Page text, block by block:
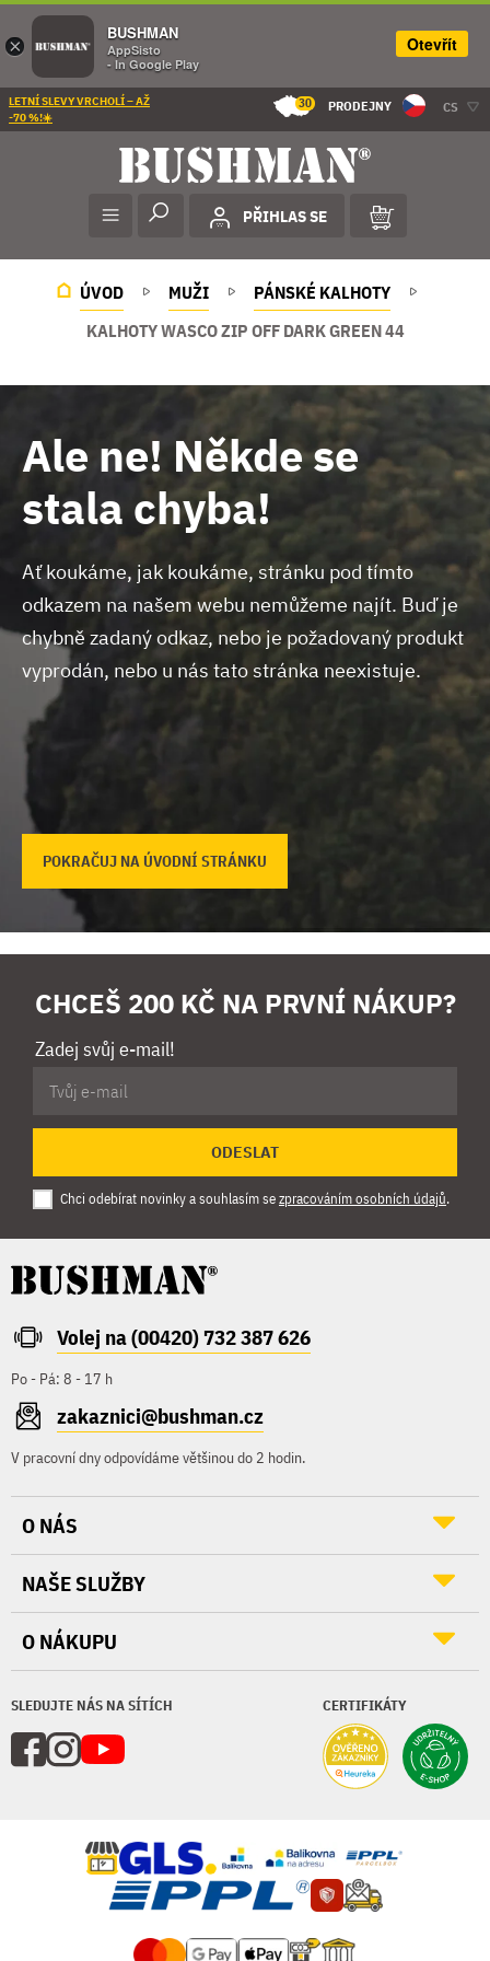
LETNÍ SLEVY VRCHOLÍ – AŽ
-70 %!☀️
30 PRODEJNY CS
PŘIHLAS SE
ÚVOD MUŽI
PÁNSKÉ KALHOTY
KALHOTY WASCO ZIP OFF DARK GREEN 44
Ale ne! Někde se
stala chyba!
Ať koukáme, jak koukáme, stránku pod tímto
odkazem na našem webu nemůžeme najít. Buď je
chybně zadaný odkaz, nebo je požadovaný produkt
vyprodán, nebo u nás tato stránka neexistuje.
POKRAČUJ NA ÚVODNÍ STRÁNKU
CHCEŠ 200 KČ NA PRVNÍ NÁKUP?
Zadej svůj e-mail!
ODESLAT
Chci odebírat novinky a souhlasím sezpracováním osobních údajů.
Volej na (00420) 732 387 626
Po - Pá: 8 - 17 h
zakaznici@bushman.cz
V pracovní dny odpovídáme většinou do 2 hodin.
SLEDUJTE NÁS NA SÍTÍCH CERTIFIKÁTY
O NÁS
NAŠE SLUŽBY
O NÁKUPU
×
BUSHMAN
AppSisto
- In Google Play
Otevřít